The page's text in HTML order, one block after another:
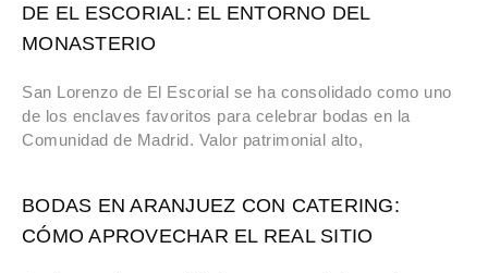
DE EL ESCORIAL: EL ENTORNO DEL
MONASTERIO
San Lorenzo de El Escorial se ha consolidado como uno
de los enclaves favoritos para celebrar bodas en la
Comunidad de Madrid. Valor patrimonial alto,
BODAS EN ARANJUEZ CON CATERING:
CÓMO APROVECHAR EL REAL SITIO